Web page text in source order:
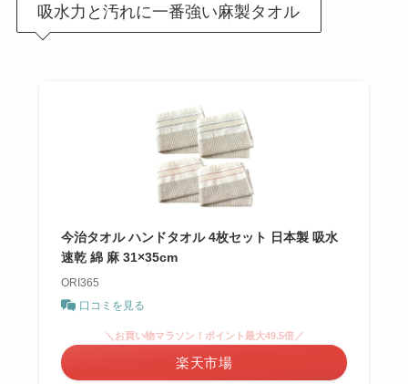
吸水力と汚れに一番強い麻製タオル
今治タオル ハンドタオル 4枚セット 日本製 吸水
速乾 綿 麻 31×35cm
ORI365
口コミを見る
＼お買い物マラソン！ポイント最大49.5倍／
楽天市場